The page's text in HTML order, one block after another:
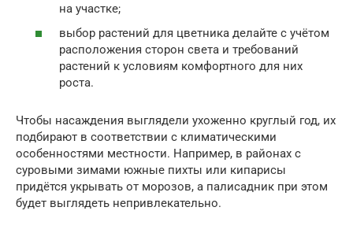
на участке;
выбор растений для цветника делайте с учётом
расположения сторон света и требований
растений к условиям комфортного для них
роста.
Чтобы насаждения выглядели ухоженно круглый год, их
подбирают в соответствии с климатическими
особенностями местности. Например, в районах с
суровыми зимами южные пихты или кипарисы
придётся укрывать от морозов, а палисадник при этом
будет выглядеть непривлекательно.